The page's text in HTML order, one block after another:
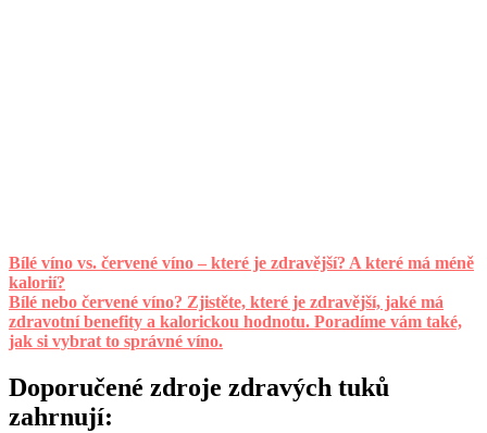
Bílé víno vs. červené víno – které je zdravější? A které má méně
kalorií?
Bílé nebo červené víno? Zjistěte, které je zdravější, jaké má
zdravotní benefity a kalorickou hodnotu. Poradíme vám také,
jak si vybrat to správné víno.
Doporučené zdroje zdravých tuků
zahrnují: